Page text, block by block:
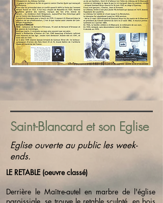
Saint-Blancard et son Eglise
Eglise ouverte au public les week-
ends.
LE RETABLE (oeuvre classé)
Derrière le Maître-autel en marbre de l'église